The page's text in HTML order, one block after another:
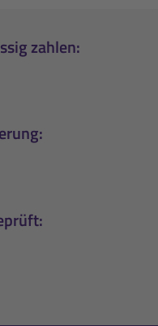
zahlen: